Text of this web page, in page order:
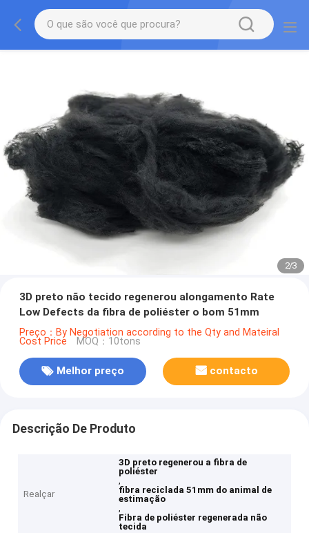
2/3
3D preto não tecido regenerou alongamento Rate
Low Defects da fibra de poliéster o bom 51mm
Preço：By Negotiation according to the Qty and Mateiral
Cost Price MOQ：10tons
Melhor preço contacto
Descrição De Produto
Realçar
3D preto regenerou a fibra de
poliéster
,
fibra reciclada 51mm do animal de
estimação
,
Fibra de poliéster regenerada não
tecida